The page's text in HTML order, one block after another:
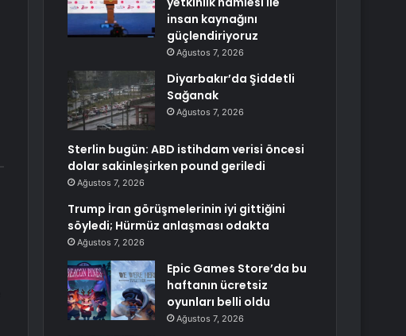
insan kaynağını
güçlendiriyoruz
Ağustos 7, 2026
Diyarbakır’da Şiddetli
Sağanak
Ağustos 7, 2026
Sterlin bugün: ABD istihdam verisi öncesi
dolar sakinleşirken pound geriledi
Ağustos 7, 2026
Trump İran görüşmelerinin iyi gittiğini
söyledi; Hürmüz anlaşması odakta
Ağustos 7, 2026
Epic Games Store’da bu
haftanın ücretsiz
oyunları belli oldu
Ağustos 7, 2026